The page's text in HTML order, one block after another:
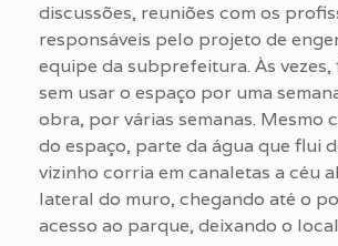
discussões, reuniões com os
responsáveis pelo projeto de
equipe da subprefeitura. Às vezes,
sem usar o espaço por uma
obra, por várias semanas. Mesmo
do espaço, parte da água que flui
vizinho corria em canaletas a céu
lateral do muro, chegando até o
acesso ao parque, deixando o